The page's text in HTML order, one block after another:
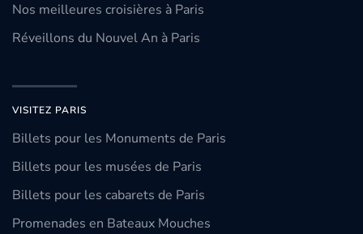
Nos meilleures croisières à Paris
Réveillons du Nouvel An à Paris
VISITEZ PARIS
Billets pour les Monuments de Paris
Billets pour les musées de Paris
Billets pour les cabarets de Paris
Promenades en Bateaux Mouches